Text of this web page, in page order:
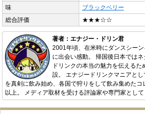
味
ブラックベリー
総合評価
★★★☆☆
著者：エナジー・ドリン君
2001年頃、在米時にダンスシー
に出会い感動。 帰国後日本では
ドリンクの本当の魅力を伝える
設。 エナジードリンクマニアと
を真剣に飲み始め、各国で狩りをして飲み集めた
以上。 メディア取材を受ける評論家や専門家として